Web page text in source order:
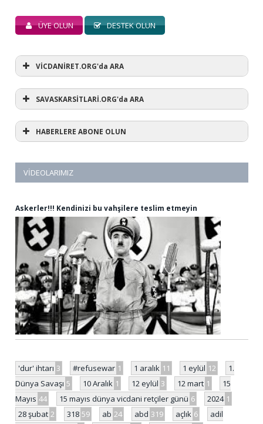
ÜYE OLUN DESTEK OLUN
VİCDANİRET.ORG'da ARA
SAVASKARSİTLARİ.ORG'da ARA
HABERLERE ABONE OLUN
VIDEOLARIMIZ
Askerler!!! Kendinizi bu vahşilere teslim etmeyin
'dur' ihtarı 3 #refusewar 1 1 aralık 11 1 eylül 12
1.
Dünya Savaşı 5 10 Aralık 1 12 eylül 3 12 mart 1
15
Mayıs 44 15 mayıs dünya vicdani retçiler günü 6 2024 1
28 şubat 2 318 59 ab 24 abd 319 açlık 6 adil